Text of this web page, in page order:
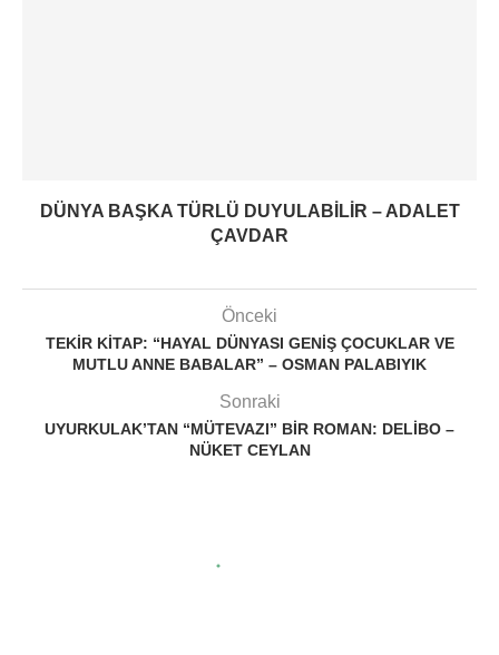
DÜNYA BAŞKA TÜRLÜ DUYULABILIR – ADALET
ÇAVDAR
Önceki
TEKIR KITAP: “HAYAL DÜNYASI GENIŞ ÇOCUKLAR VE
MUTLU ANNE BABALAR” – OSMAN PALABIYIK
Sonraki
UYURKULAK’TAN “MÜTEVAZI” BIR ROMAN: DELIBO –
NÜKET CEYLAN